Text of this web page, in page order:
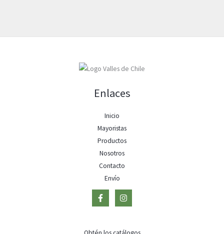
Enlaces
Inicio
Mayoristas
Productos
Nosotros
Contacto
Envío